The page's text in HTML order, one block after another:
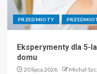
PRZEDMIOTY
Eksperymenty dla 5-
domu
20 lipca 2026 Michał